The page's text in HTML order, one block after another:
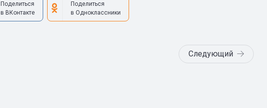
Поделиться
в ВКонтакте
Поделиться
в Одноклассники
Следующий